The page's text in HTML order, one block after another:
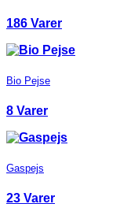
186 Varer
Bio Pejse
8 Varer
Gaspejs
23 Varer